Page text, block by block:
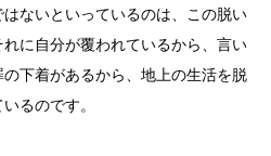
ないといっているのは、この脱い
に自分が覆われているから、言い
下着があるから、地上の生活を脱
るのです。